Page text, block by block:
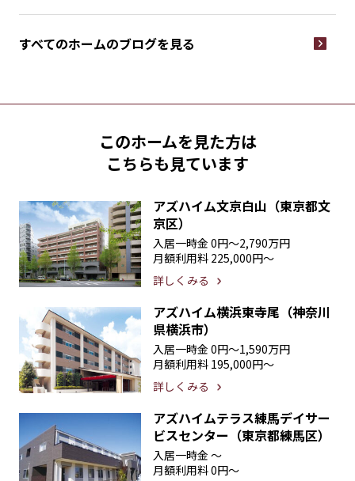
すべてのホームのブログを見る
このホームを見た方は
こちらも見ています
アズハイム文京白山（東京都文
京区）
入居一時金 0円〜2,790万円
月額利用料 225,000円〜
詳しくみる
アズハイム横浜東寺尾（神奈川
県横浜市）
入居一時金 0円〜1,590万円
月額利用料 195,000円〜
詳しくみる
アズハイムテラス練馬デイサー
ビスセンター（東京都練馬区）
入居一時金 〜
月額利用料0円〜